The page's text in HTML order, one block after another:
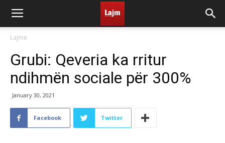
Lajme
Grubi: Qeveria ka rritur
ndihmën sociale për 300%
January 30, 2021
Facebook Twitter